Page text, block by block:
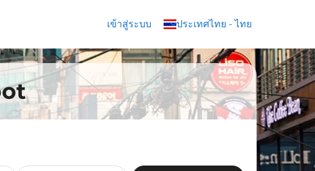
เข้าสู่ระบบ ประเทศไทย - ไทย
keyboard_arrow_down